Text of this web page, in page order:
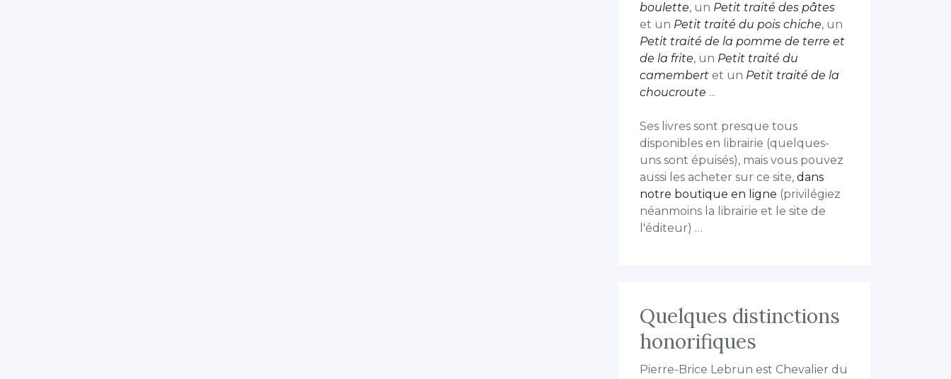
boulette, un Petit traité des pâtes
et un Petit traité du pois chiche, un
Petit traité de la pomme de terre et
de la frite, un Petit traité du
camembert et un Petit traité de la
choucroute ...
Ses livres sont presque tous
disponibles en librairie (quelques-
uns sont épuisés), mais vous pouvez
aussi les acheter sur ce site, dans
notre boutique en ligne (privilégiez
néanmoins la librairie et le site de
l'éditeur) …
Quelques distinctions
honorifiques
Pierre-Brice Lebrun est Chevalier du